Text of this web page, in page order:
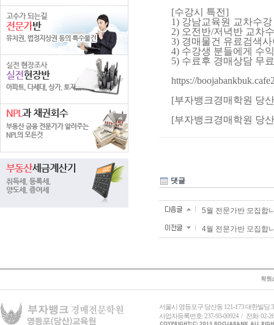
[수강시 특전]
1) 강남교육원 교차수
2) 오전반/저녁반 교차
3) 경매물건 유료검색
4) 수강생 분들에게 수
5) 수료후 경매상담 무
https://
[부자뱅크경매학원 당
[부자뱅크경매학원 당
댓글
5월 전문가반 모집합
4월 전문가반 모집합
서울시 영등포구 당산동 121-173 대한빌
사업자등록번호: 237-93-00924 / 전화: 02-